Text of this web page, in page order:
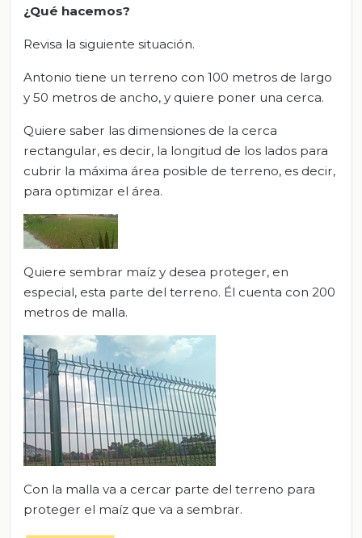
¿Qué hacemos?
Revisa la siguiente situación.
Antonio tiene un terreno con 100 metros de largo
y 50 metros de ancho, y quiere poner una cerca.
Quiere saber las dimensiones de la cerca
rectangular, es decir, la longitud de los lados para
cubrir la máxima área posible de terreno, es decir,
para optimizar el área.
Quiere sembrar maíz y desea proteger, en
especial, esta parte del terreno. Él cuenta con 200
metros de malla.
Con la malla va a cercar parte del terreno para
proteger el maíz que va a sembrar.